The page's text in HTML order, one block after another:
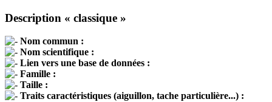
Description « classique »
Nom commun :
Nom scientifique :
Lien vers une base de données :
Famille :
Taille :
Traits caractéristiques (aiguillon, tache particulière...) :